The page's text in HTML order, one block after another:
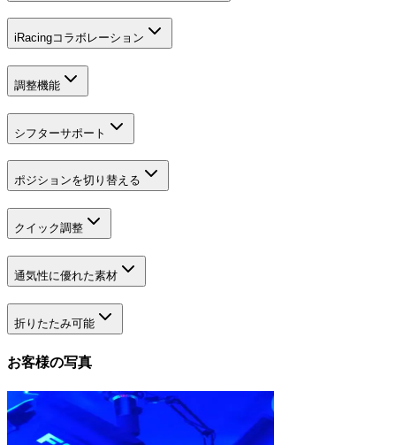
iRacingコラボレーション
調整機能
シフターサポート
ポジションを切り替える
クイック調整
通気性に優れた素材
折りたたみ可能
お客様の写真